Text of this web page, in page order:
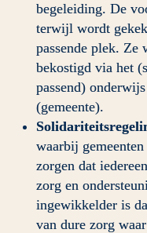
begeleiding. De
terwijl wordt
passende plek. Ze
bekostigd via het
passend)
waarbij
zorgen dat
zorg en
ingewikkelder is
van dure zorg